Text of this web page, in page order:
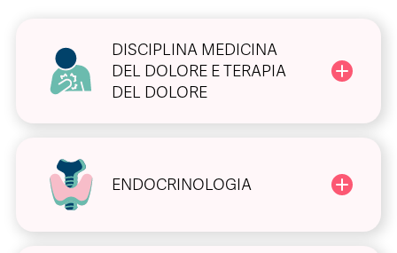
DISCIPLINA MEDICINA
DEL DOLORE E TERAPIA
DEL DOLORE
ENDOCRINOLOGIA